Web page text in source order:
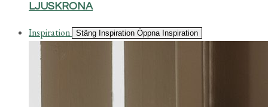
LJUSKRONA
Inspiration Stäng Inspiration Öppna Inspiration